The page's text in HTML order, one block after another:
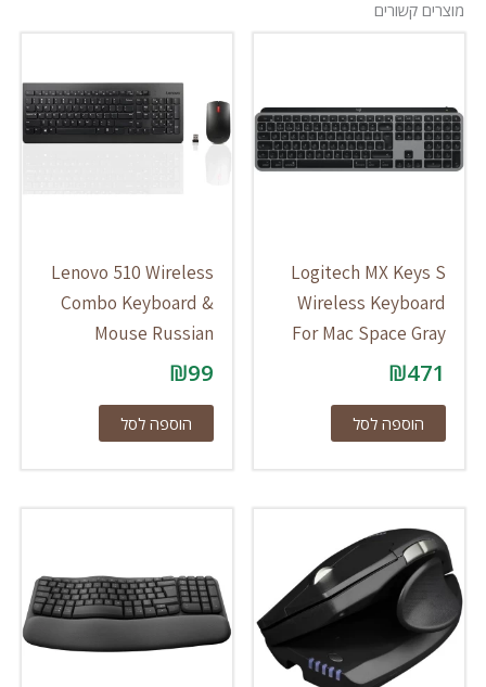
מוצרים קשורים
Logitech MX Keys S
Wireless Keyboard
For Mac Space Gray
₪471
הוספה לסל
Lenovo 510 Wireless
Combo Keyboard &
Mouse Russian
₪99
הוספה לסל